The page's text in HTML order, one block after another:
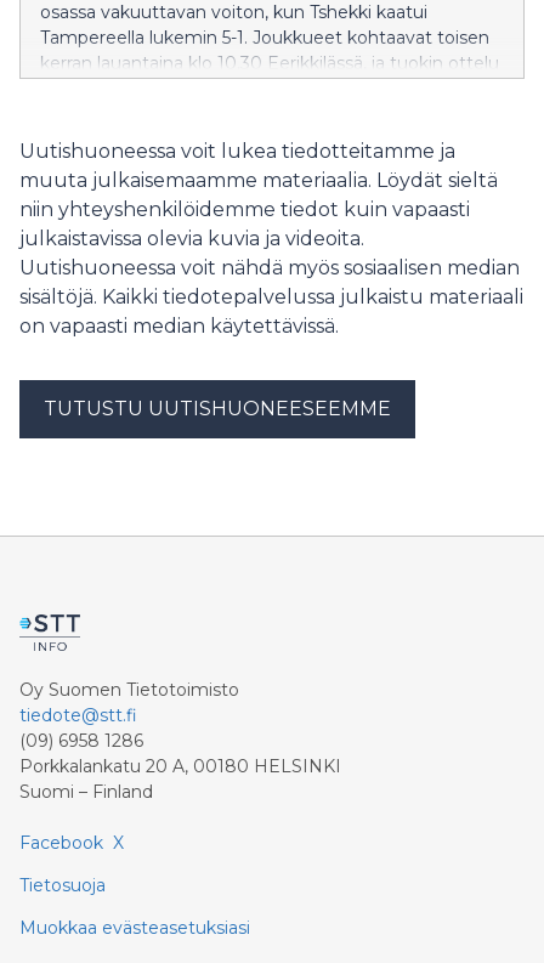
osassa vakuuttavan voiton, kun Tshekki kaatui
Tampereella lukemin 5-1. Joukkueet kohtaavat toisen
kerran lauantaina klo 10.30 Eerikkilässä, ja tuokin ottelu
Uutishuoneessa voit lukea tiedotteitamme ja
muuta julkaisemaamme materiaalia. Löydät sieltä
niin yhteyshenkilöidemme tiedot kuin vapaasti
julkaistavissa olevia kuvia ja videoita.
Uutishuoneessa voit nähdä myös sosiaalisen median
sisältöjä. Kaikki tiedotepalvelussa julkaistu materiaali
on vapaasti median käytettävissä.
TUTUSTU UUTISHUONEESEEMME
Oy Suomen Tietotoimisto
tiedote@stt.fi
(09) 6958 1286
Porkkalankatu 20 A, 00180 HELSINKI
Suomi – Finland
Facebook X
Tietosuoja
Muokkaa evästeasetuksiasi